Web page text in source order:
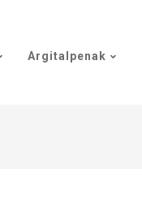
Argitalpenak